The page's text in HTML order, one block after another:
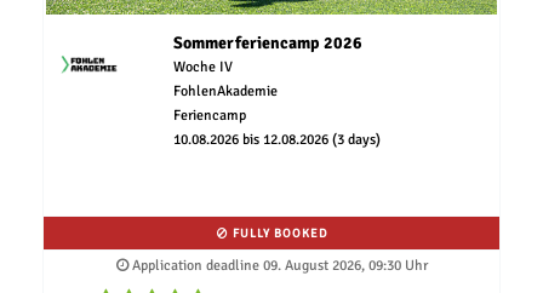
Sommerferiencamp 2026
Woche IV
FohlenAkademie
Feriencamp
10.08.2026 bis 12.08.2026 (3 days)
FULLY BOOKED
Application deadline 09. August 2026, 09:30 Uhr